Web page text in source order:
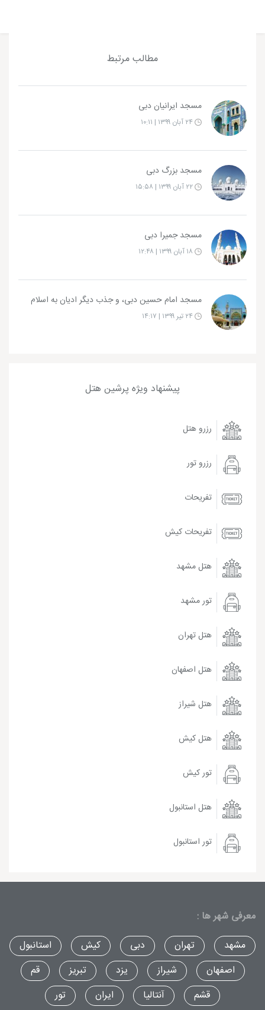
مطالب مرتبط
مسجد ایرانیان دبی
مسجد بزرگ دبی
مسجد جمیرا دبی
مسجد امام حسین دبی، و جذب دیگر ادیان به اسلام
پیشنهاد ویژه پرشین هتل
رزرو هتل
رزرو تور
تفریحات
تفریحات کیش
هتل مشهد
تور مشهد
هتل تهران
هتل اصفهان
هتل شیراز
هتل کیش
تور کیش
هتل استانبول
تور استانبول
معرفی شهر ها :
مشهد
تهران دبی کیش
استانبول
اصفهان
شیراز یزد تبریز
قم
قشم
آنتالیا ایران تور